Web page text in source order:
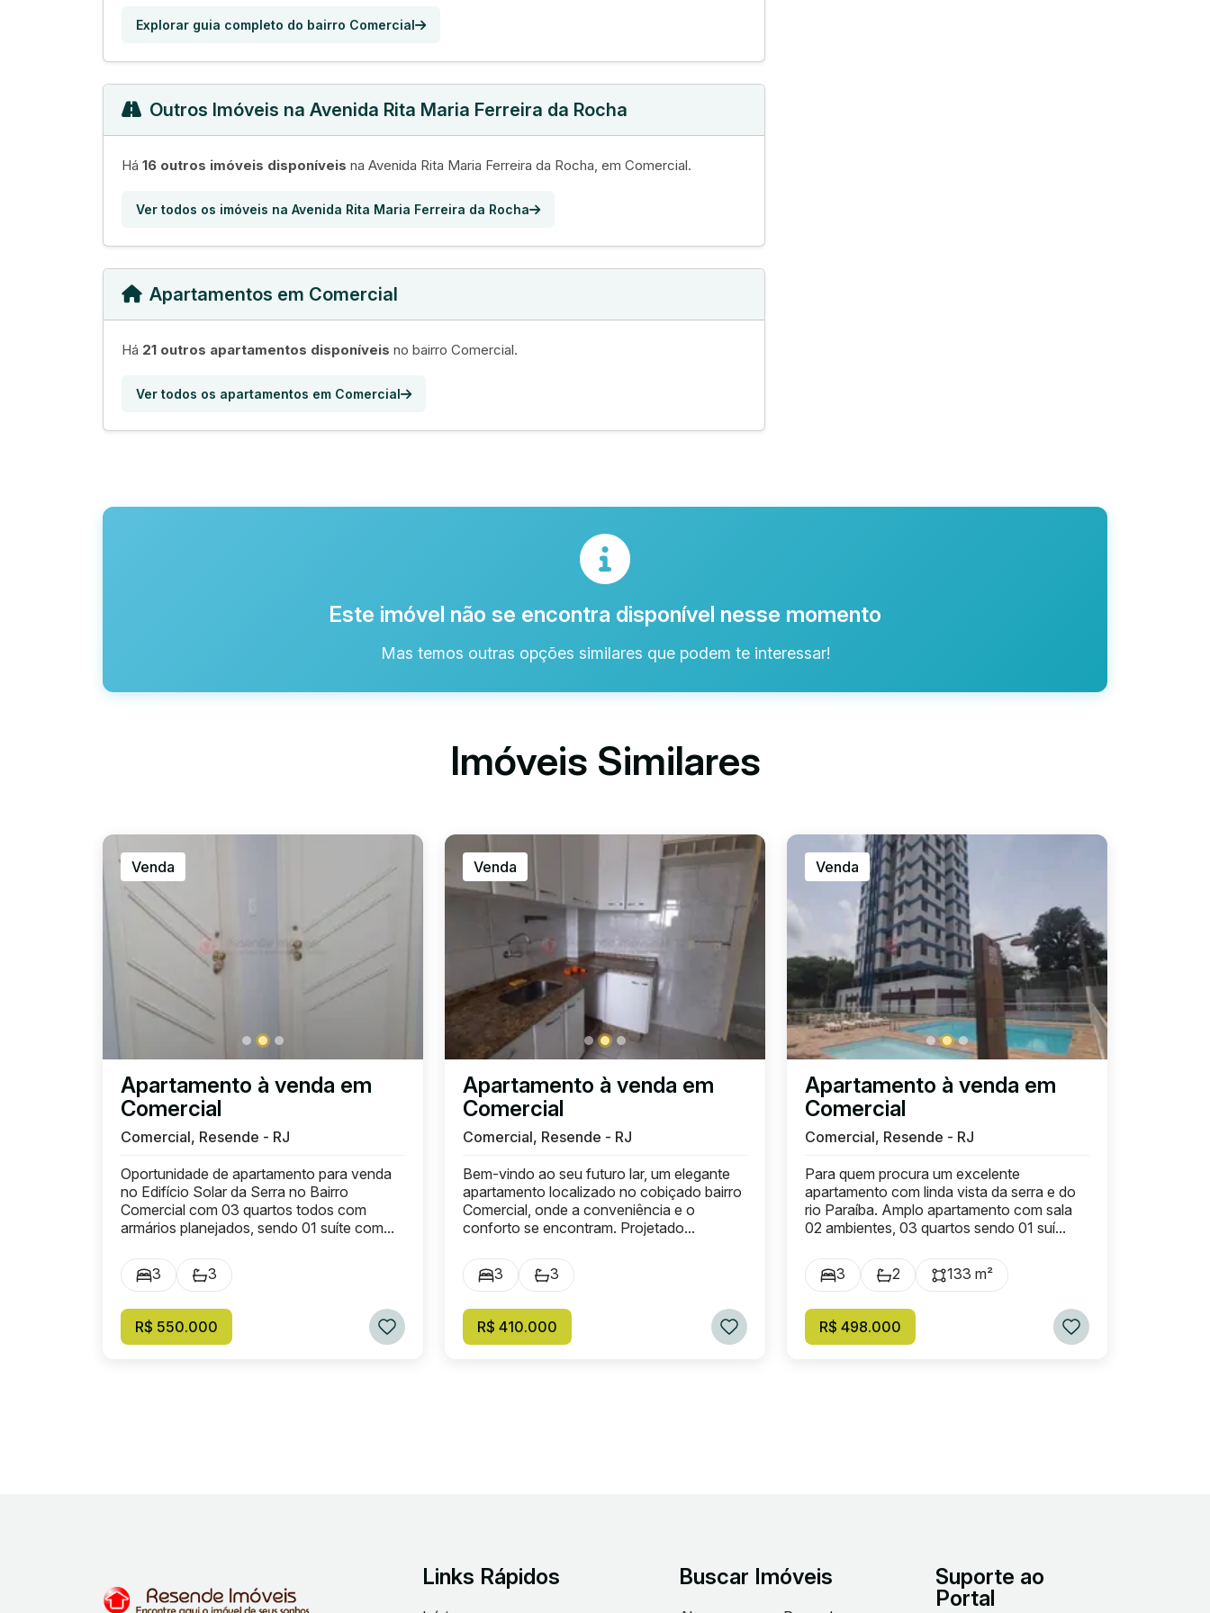
Explorar guia completo do bairro Comercial
Outros Imóveis na Avenida Rita Maria Ferreira da Rocha
Há 16 outros imóveis disponíveis na Avenida Rita Maria Ferreira da Rocha, em Comercial.
Ver todos os imóveis na Avenida Rita Maria Ferreira da Rocha
Apartamentos em Comercial
Há 21 outros apartamentos disponíveis no bairro Comercial.
Ver todos os apartamentos em Comercial
Este imóvel não se encontra disponível nesse momento
Mas temos outras opções similares que podem te interessar!
Imóveis Similares
Venda
Apartamento à venda em
Comercial
Comercial, Resende - RJ
Oportunidade de apartamento para venda
no Edifício Solar da Serra no Bairro
Comercial com 03 quartos todos com
armários planejados, sendo 01 suíte com...
3 3
R$ 550.000
Venda
Apartamento à venda em
Comercial
Comercial, Resende - RJ
Bem-vindo ao seu futuro lar, um elegante
apartamento localizado no cobiçado bairro
Comercial, onde a conveniência e o
conforto se encontram. Projetado...
3 3
R$ 410.000
Venda
Apartamento à venda em
Comercial
Comercial, Resende - RJ
Para quem procura um excelente
apartamento com linda vista da serra e do
rio Paraíba. Amplo apartamento com sala
02 ambientes, 03 quartos sendo 01 suí...
3 2 133 m²
R$ 498.000
Links Rápidos Buscar Imóveis
Suporte ao
Portal